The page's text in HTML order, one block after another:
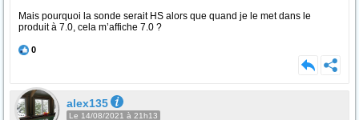
Mais pourquoi la sonde serait HS alors que quand je le met dans le
produit à 7.0, cela m’affiche 7.0 ?
0
alex135
Le 14/08/2021 à 21h13